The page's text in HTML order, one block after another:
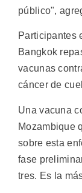
público",
Participantes
Bangkok
vacunas
cáncer de
Una vacuna
Mozambique
sobre esta
fase
tres. Es la